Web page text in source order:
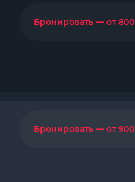
Бронировать — от 800
Бронировать — от 900